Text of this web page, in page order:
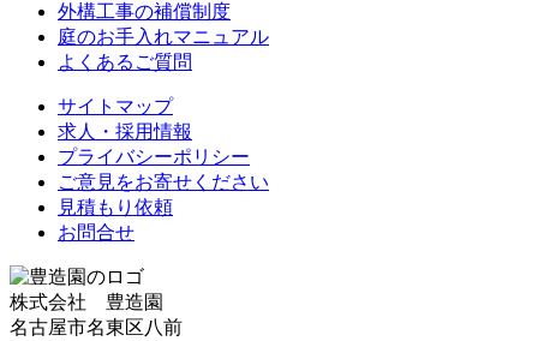
外構工事の補償制度
庭のお手入れマニュアル
よくあるご質問
サイトマップ
求人・採用情報
プライバシーポリシー
ご意見をお寄せください
見積もり依頼
お問合せ
株式会社 豊造園
名古屋市名東区八前